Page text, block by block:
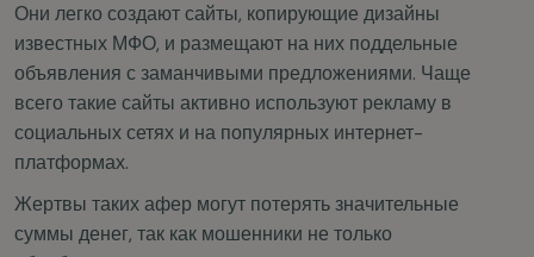
Они легко создают сайты, копирующие дизайны
известных МФО, и размещают на них поддельные
объявления с заманчивыми предложениями. Чаще
всего такие сайты активно используют рекламу в
социальных сетях и на популярных интернет-
платформах.
Жертвы таких афер могут потерять значительные
суммы денег, так как мошенники не только